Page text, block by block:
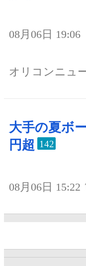
08月06日 19:06
オリコンニュ
大手の夏ボ
円超 142
08月06日 15:22